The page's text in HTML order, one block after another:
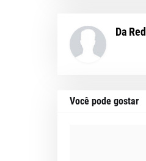
Da
Você pode gostar